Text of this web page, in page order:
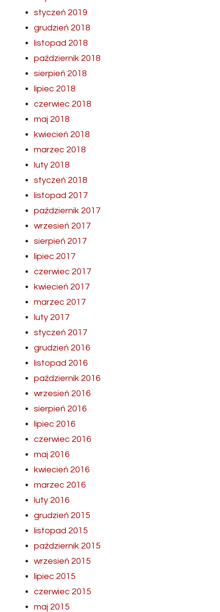
styczeń 2019
grudzień 2018
listopad 2018
październik 2018
sierpień 2018
lipiec 2018
czerwiec 2018
maj 2018
kwiecień 2018
marzec 2018
luty 2018
styczeń 2018
listopad 2017
październik 2017
wrzesień 2017
sierpień 2017
lipiec 2017
czerwiec 2017
kwiecień 2017
marzec 2017
luty 2017
styczeń 2017
grudzień 2016
listopad 2016
październik 2016
wrzesień 2016
sierpień 2016
lipiec 2016
czerwiec 2016
maj 2016
kwiecień 2016
marzec 2016
luty 2016
grudzień 2015
listopad 2015
październik 2015
wrzesień 2015
lipiec 2015
czerwiec 2015
maj 2015